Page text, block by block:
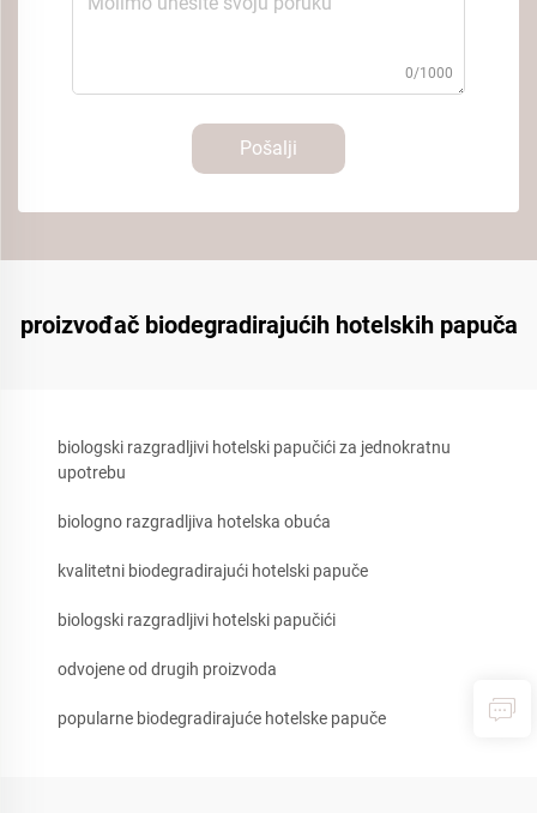
0/1000
Pošalji
proizvođač biodegradirajućih hotelskih papuča
biologski razgradljivi hotelski papučići za jednokratnu
upotrebu
biologno razgradljiva hotelska obuća
kvalitetni biodegradirajući hotelski papuče
biologski razgradljivi hotelski papučići
odvojene od drugih proizvoda
popularne biodegradirajuće hotelske papuče